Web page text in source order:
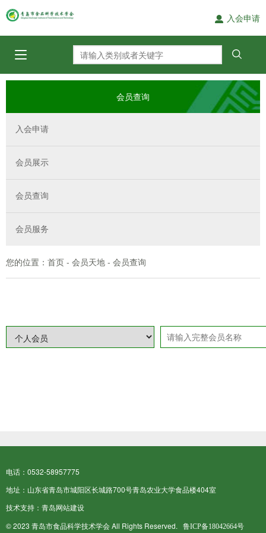
入会申请
会员查询
入会申请
会员展示
会员查询
会员服务
您的位置： 首页 - 会员天地 - 会员查询
电话：0532-58957775
地址：山东省青岛市城阳区长城路700号青岛农业大学食品楼404室
技术支持： 青岛网站建设
© 2023 青岛市食品科学技术学会 All Rights Reserved. 鲁ICP备18042664号